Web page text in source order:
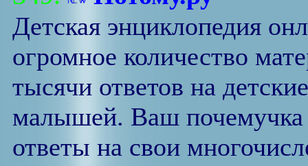
Детская энциклопедия
огромное количество
тысячи ответов на
малышей. Ваш почемучка
ответы на свои